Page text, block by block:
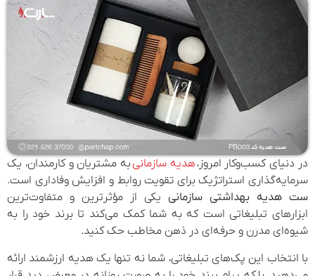
در دنیای کسب‌وکار امروز،هدیه سازمانیبه مشتریان و کارمندان، یک
سرمایه‌گذاری استراتژیک برای تقویت روابط و افزایش وفاداری است.
ست هدیه بهداشتی سازمانی یکی از مؤثرترین و متفاوت‌ترین
ابزارهای تبلیغاتی است که به شما کمک می‌کند تا برند خود را به
شیوه‌ای مدرن و حرفه‌ای در ذهن مخاطب حک کنید.
با انتخاب این پک‌های تبلیغاتی، شما نه تنها یک هدیه ارزشمند ارائه